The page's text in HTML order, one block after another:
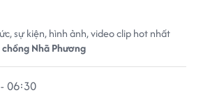
sự kiện, hình ảnh, video clip hot nhất
Nhã Phương
06:30